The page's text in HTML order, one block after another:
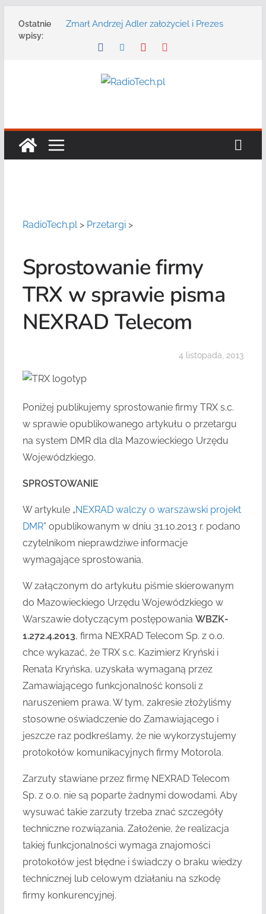
Ostatnie
wpisy:
Zmarł Andrzej Adler założyciel i Prezes
Radmor – największy polski producent
DGT wraz z partnerami zaprasza na
konferencję: „Bezpieczeństwo,
bezpieczeństwa publicznego usługę
RadioTech.pl> Przetargi>
Sprostowanie firmy
TRX w sprawie pisma
NEXRAD Telecom
4 listopada, 2013
Poniżej publikujemy sprostowanie firmy TRX s.c.
w sprawie opublikowanego artykułu o przetargu
na system DMR dla dla Mazowieckiego Urzędu
Wojewódzkiego.
SPROSTOWANIE
W artykule „NEXRAD walczy o warszawski projekt
DMR” opublikowanym w dniu 31.10.2013 r. podano
czytelnikom nieprawdziwe informacje
wymagające sprostowania.
W załączonym do artykułu piśmie skierowanym
do Mazowieckiego Urzędu Wojewódzkiego w
Warszawie dotyczącym postępowania WBZK-
1.272.4.2013, firma NEXRAD Telecom Sp. z o.o.
chce wykazać, że TRX s.c. Kazimierz Kryński i
Renata Kryńska, uzyskała wymaganą przez
Zamawiającego funkcjonalność konsoli z
naruszeniem prawa. W tym, zakresie złożyliśmy
stosowne oświadczenie do Zamawiającego i
jeszcze raz podkreślamy, że nie wykorzystujemy
protokołów komunikacyjnych firmy Motorola.
Zarzuty stawiane przez firmę NEXRAD Telecom
Sp. z o.o. nie są poparte żadnymi dowodami. Aby
wysuwać takie zarzuty trzeba znać szczegóły
techniczne rozwiązania. Założenie, że realizacja
takiej funkcjonalności wymaga znajomości
protokołów jest błędne i świadczy o braku wiedzy
technicznej lub celowym działaniu na szkodę
firmy konkurencyjnej.